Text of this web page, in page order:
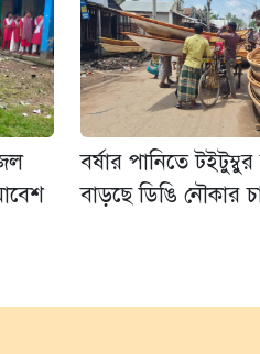
বর্ষার পানিতে
বাড়ছে ডিঙি নৌকার